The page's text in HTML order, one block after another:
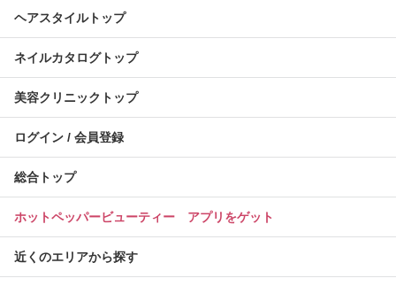
ヘアスタイルトップ
ネイルカタログトップ
美容クリニックトップ
ログイン / 会員登録
総合トップ
ホットペッパービューティー アプリをゲット
近くのエリアから探す